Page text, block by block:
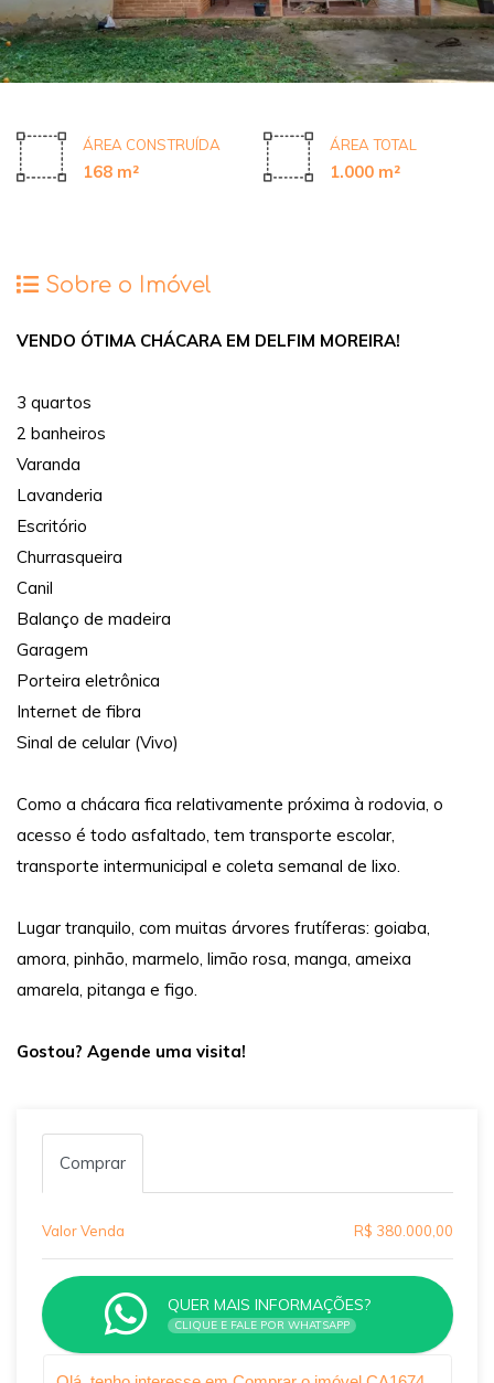
ÁREA CONSTRUÍDA
168 m²
ÁREA TOTAL
1.000 m²
Sobre o Imóvel
VENDO ÓTIMA CHÁCARA EM DELFIM MOREIRA!
3 quartos
2 banheiros
Varanda
Lavanderia
Escritório
Churrasqueira
Canil
Balanço de madeira
Garagem
Porteira eletrônica
Internet de fibra
Sinal de celular (Vivo)
Como a chácara fica relativamente próxima à rodovia, o
acesso é todo asfaltado, tem transporte escolar,
transporte intermunicipal e coleta semanal de lixo.
Lugar tranquilo, com muitas árvores frutíferas: goiaba,
amora, pinhão, marmelo, limão rosa, manga, ameixa
amarela, pitanga e figo.
Gostou? Agende uma visita!
Comprar
Valor Venda R$ 380.000,00
QUER MAIS INFORMAÇÕES?
CLIQUE E FALE POR WHATSAPP